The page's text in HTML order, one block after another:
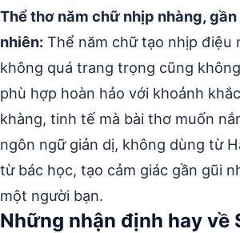
Thể thơ năm chữ nhịp nhàng,
nhiên: Thể năm chữ tạo nhịp điệu
không quá trang trọng cũng
phù hợp hoàn hảo với khoảnh
khàng, tinh tế mà bài thơ muốn
ngôn ngữ giản dị, không dùng từ
từ bác học, tạo cảm giác gần gũi
một người bạn.
Những nhận định hay về